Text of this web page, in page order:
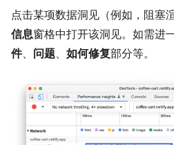
点击某项数据洞见（例如，阻塞
信息窗格中打开该洞见。如需进
件、 问题、 如何修复部分等。